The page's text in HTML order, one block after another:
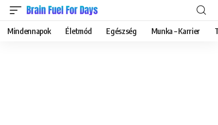
Mindennapok Életmód Egészség Munka – Karrier